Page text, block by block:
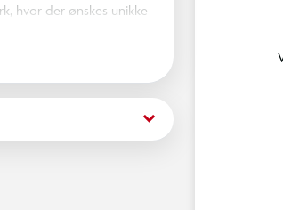
hvor der ønskes unikke
keyboard_arrow_down